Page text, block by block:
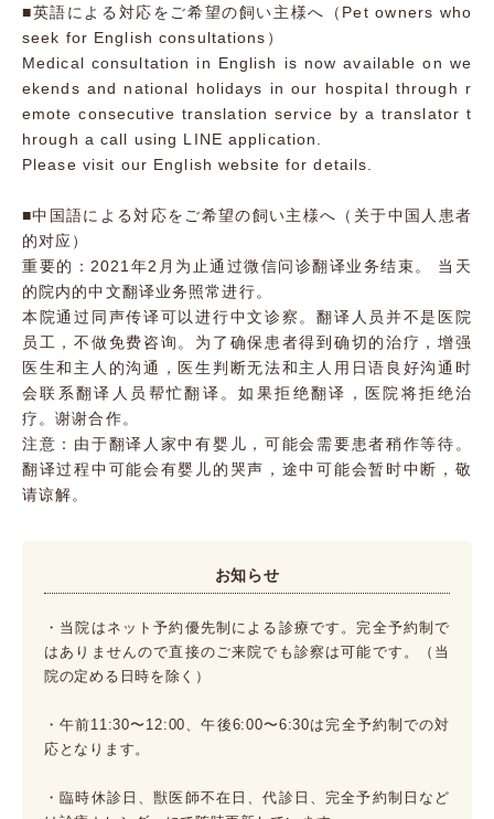
■英語による対応をご希望の飼い主様へ（Pet owners who
seek for English consultations）
Medical consultation in English is now available on we
ekends and national holidays in our hospital through r
emote consecutive translation service by a translator t
hrough a call using LINE application.
Please visit our English website for details.
■中国語による対応をご希望の飼い主様へ（关于中国人患者
的对应）
重要的：2021年2月为止通过微信问诊翻译业务结束。 当天
的院内的中文翻译业务照常进行。
本院通过同声传译可以进行中文诊察。翻译人员并不是医院
员工，不做免费咨询。为了确保患者得到确切的治疗，增强
医生和主人的沟通，医生判断无法和主人用日语良好沟通时
会联系翻译人员帮忙翻译。如果拒绝翻译，医院将拒绝治
疗。谢谢合作。
注意：由于翻译人家中有婴儿，可能会需要患者稍作等待。
翻译过程中可能会有婴儿的哭声，途中可能会暂时中断，敬
请谅解。
お知らせ
・当院はネット予約優先制による診療です。完全予約制で
はありませんので直接のご来院でも診察は可能です。（当
院の定める日時を除く）
・午前11:30〜12:00、午後6:00〜6:30は完全予約制での対
応となります。
・臨時休診日、獣医師不在日、代診日、完全予約制日など